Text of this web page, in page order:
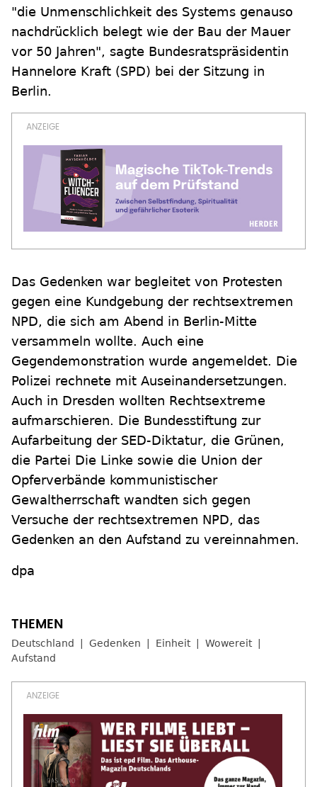
"die Unmenschlichkeit des Systems genauso
nachdrücklich belegt wie der Bau der Mauer
vor 50 Jahren", sagte Bundesratspräsidentin
Hannelore Kraft (SPD) bei der Sitzung in
Berlin.
Das Gedenken war begleitet von Protesten
gegen eine Kundgebung der rechtsextremen
NPD, die sich am Abend in Berlin-Mitte
versammeln wollte. Auch eine
Gegendemonstration wurde angemeldet. Die
Polizei rechnete mit Auseinandersetzungen.
Auch in Dresden wollten Rechtsextreme
aufmarschieren. Die Bundesstiftung zur
Aufarbeitung der SED-Diktatur, die Grünen,
die Partei Die Linke sowie die Union der
Opferverbände kommunistischer
Gewaltherrschaft wandten sich gegen
Versuche der rechtsextremen NPD, das
Gedenken an den Aufstand zu vereinnahmen.
dpa
Deutschland Gedenken Einheit
Wowereit
Aufstand